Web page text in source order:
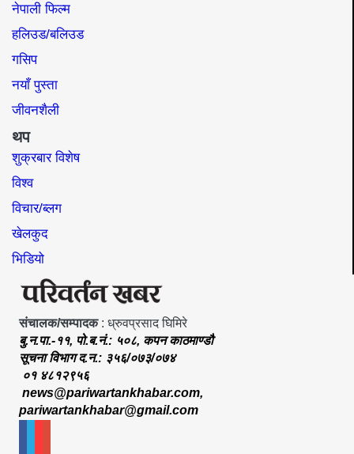
नेपाली फिल्म
हलिउड/बलिउड
गसिप
नयाँ पुस्ता
जीवनशैली
थप
शुक्रबार विशेष
विश्व
विचार/ब्लग
खेलकुद
भिडियो
संचालक/सम्पादक: ध्रुवप्रसाद घिमिरे
बु.न.पा.-११, पो.ब.नं.: ५०८, कपन काठमाण्डौ
सूचना विभाग द.न.: ३५६/०७३/०७४
०१ ४८१२९५६
news@pariwartankhabar.com,
pariwartankhabar@gmail.com